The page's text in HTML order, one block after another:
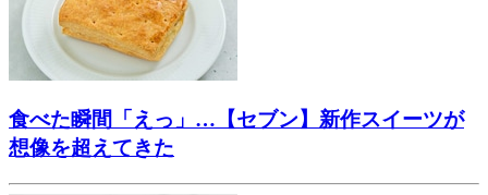
食べた瞬間「えっ」…【セブン】新作スイーツが
想像を超えてきた